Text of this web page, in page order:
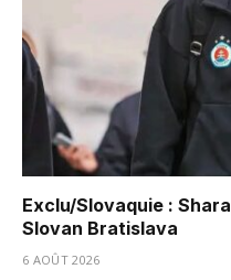
Exclu/Slovaquie :
Slovan Bratislava
6 AOÛT 2026